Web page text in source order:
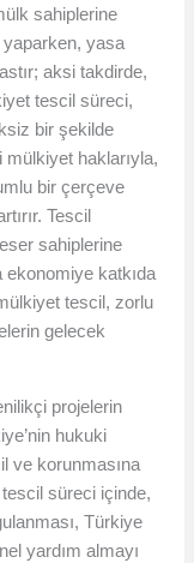
sahiplerine
yasa
aksi takdirde,
tescil süreci,
bir şekilde
haklarıyla,
bir çerçeve
Tescil
sahiplerine
ekonomiye katkıda
tescil, zorlu
gelecek
projelerin
hukuki
ve korunmasına
süreci içinde,
Türkiye
yardım almayı